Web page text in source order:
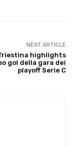
NEXT ARTICLE
highlights
gol della gara dei
playoff Serie C